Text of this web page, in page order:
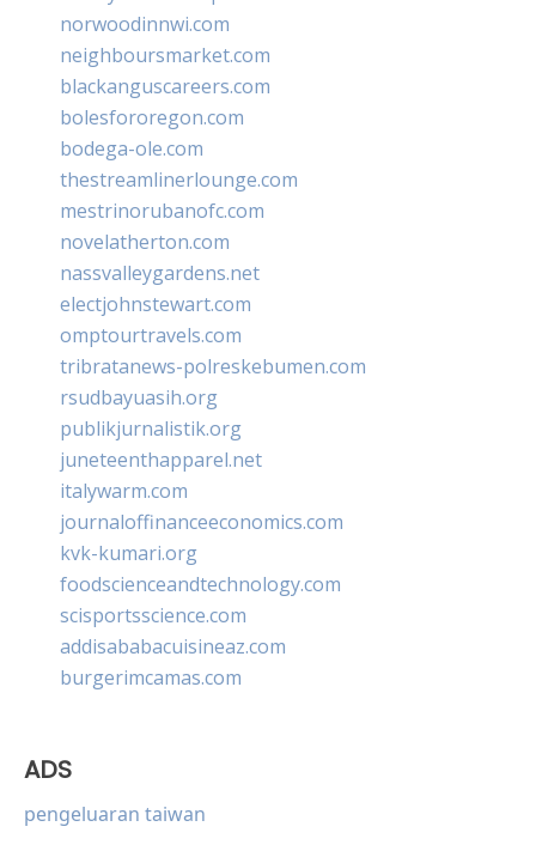
norwoodinnwi.com
neighboursmarket.com
blackanguscareers.com
bolesfororegon.com
bodega-ole.com
thestreamlinerlounge.com
mestrinorubanofc.com
novelatherton.com
nassvalleygardens.net
electjohnstewart.com
omptourtravels.com
tribratanews-polreskebumen.com
rsudbayuasih.org
publikjurnalistik.org
juneteenthapparel.net
italywarm.com
journaloffinanceeconomics.com
kvk-kumari.org
foodscienceandtechnology.com
scisportsscience.com
addisababacuisineaz.com
burgerimcamas.com
ADS
pengeluaran taiwan